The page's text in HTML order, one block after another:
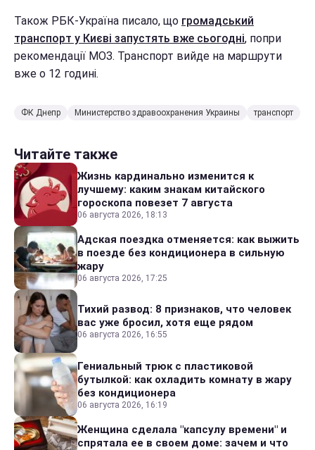
Також РБК-Україна писало, що громадський
транспорт у Києві запустять вже сьогодні, попри
рекомендації МОЗ. Транспорт вийде на маршрути
вже о 12 годині.
ФК Днепр Министерство здравоохранения Украины транспорт
Читайте также
Жизнь кардинально изменится к
лучшему: каким знакам китайского
гороскопа повезет 7 августа
06 августа 2026, 18:13
Адская поездка отменяется: как выжить
в поезде без кондиционера в сильную
жару
06 августа 2026, 17:25
Тихий развод: 8 признаков, что человек
вас уже бросил, хотя еще рядом
06 августа 2026, 16:55
Гениальный трюк с пластиковой
бутылкой: как охладить комнату в жару
без кондиционера
06 августа 2026, 16:19
Женщина сделала "капсулу времени" и
спрятала ее в своем доме: зачем и что